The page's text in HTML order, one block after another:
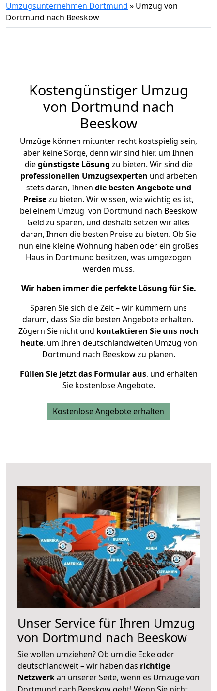
Umzugsunternehmen Dortmund » Umzug von
Dortmund nach Beeskow
Kostengünstiger Umzug
von Dortmund nach
Beeskow
Umzüge können mitunter recht kostspielig sein,
aber keine Sorge, denn wir sind hier, um Ihnen
diegünstigste Lösung zu bieten. Wir sind die
professionellen Umzugsexperten und arbeiten
stets daran, Ihnen die besten Angebote und
Preisezu bieten. Wir wissen, wie wichtig es ist,
bei einem Umzug von Dortmund nach Beeskow
Geld zu sparen, und deshalb setzen wir alles
daran, Ihnen die besten Preise zu bieten. Ob Sie
nun eine kleine Wohnung haben oder ein großes
Haus in Dortmund besitzen, was umgezogen
werden muss.
Wir haben immer die perfekte Lösung für Sie.
Sparen Sie sich die Zeit – wir kümmern uns
darum, dass Sie die besten Angebote erhalten.
Zögern Sie nicht und kontaktieren Sie uns noch
heute, um Ihren deutschlandweiten Umzug von
Dortmund nach Beeskow zu planen.
Füllen Sie jetzt das Formular aus, und erhalten
Sie kostenlose Angebote.
Kostenlose Angebote erhalten
Unser Service für Ihren Umzug
von Dortmund nach Beeskow
Sie wollen umziehen? Ob um die Ecke oder
deutschlandweit – wir haben das richtige
Netzwerkan unserer Seite, wenn es Umzüge von